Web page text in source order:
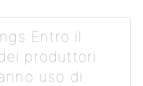
Entro il
produttori
uso di